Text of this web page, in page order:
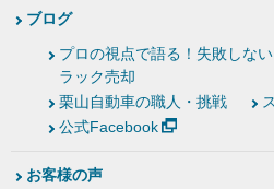
ブログ
プロの視点で語る！失敗しな
ラック売却
栗山自動車の職人・挑戦
公式Facebook
お客様の声